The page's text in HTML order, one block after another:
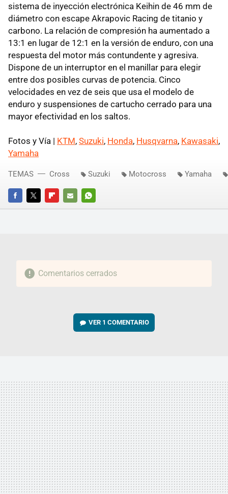
sistema de inyección electrónica Keihin de 46 mm de
diámetro con escape Akrapovic Racing de titanio y
carbono. La relación de compresión ha aumentado a
13:1 en lugar de 12:1 en la versión de enduro, con una
respuesta del motor más contundente y agresiva.
Dispone de un interruptor en el manillar para elegir
entre dos posibles curvas de potencia. Cinco
velocidades en vez de seis que usa el modelo de
enduro y suspensiones de cartucho cerrado para una
mayor efectividad en los saltos.
Fotos y Vía | KTM, Suzuki, Honda, Husqvarna, Kawasaki,
Yamaha
FACEBOOKTWITTERFLIPBOARD
E-
WHATSAPP
TEMAS Cross Suzuki Motocross Yamaha
Comentarios cerrados
VER 1 COMENTARIO